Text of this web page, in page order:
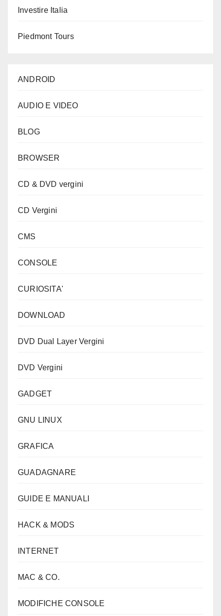
Investire Italia
Piedmont Tours
ANDROID
AUDIO E VIDEO
BLOG
BROWSER
CD & DVD vergini
CD Vergini
CMS
CONSOLE
CURIOSITA'
DOWNLOAD
DVD Dual Layer Vergini
DVD Vergini
GADGET
GNU LINUX
GRAFICA
GUADAGNARE
GUIDE E MANUALI
HACK & MODS
INTERNET
MAC & CO.
MODIFICHE CONSOLE